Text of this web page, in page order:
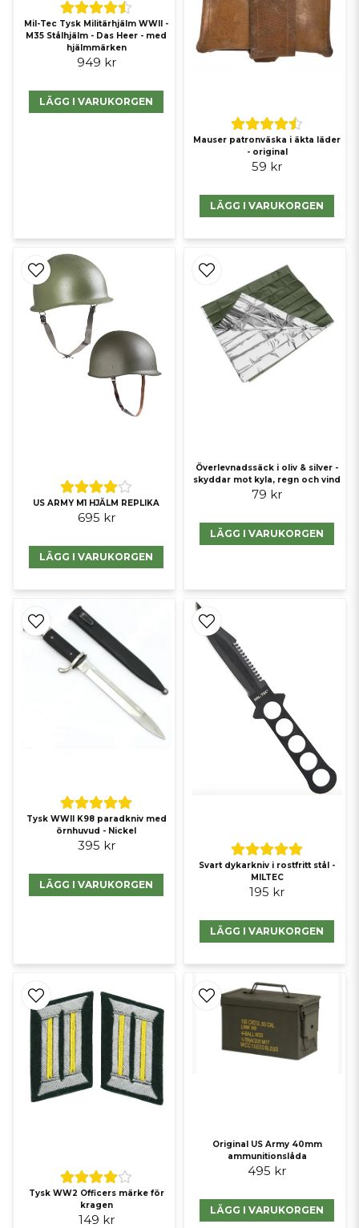
Mil-Tec Tysk Militärhjälm WWII -
M35 Stålhjälm - Das Heer - med
hjälmmärken
949 kr
LÄGG I VARUKORGEN
Mauser patronväska i äkta läder
- original
59 kr
LÄGG I VARUKORGEN
US ARMY M1 HJÄLM REPLIKA
695 kr
LÄGG I VARUKORGEN
Överlevnadssäck i oliv & silver -
skyddar mot kyla, regn och vind
79 kr
LÄGG I VARUKORGEN
Tysk WWII K98 paradkniv med
örnhuvud - Nickel
395 kr
LÄGG I VARUKORGEN
Svart dykarkniv i rostfritt stål -
MILTEC
195 kr
LÄGG I VARUKORGEN
Tysk WW2 Officers märke för
kragen
149 kr
Original US Army 40mm
ammunitionslåda
495 kr
LÄGG I VARUKORGEN